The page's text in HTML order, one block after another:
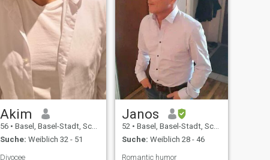
Akim
56 • Basel, Basel-Stadt, Schweiz
Suche: Weiblich 32 - 51
Divocee
Janos
52 • Basel, Basel-Stadt, Schweiz
Suche: Weiblich 28 - 46
Romantic humor